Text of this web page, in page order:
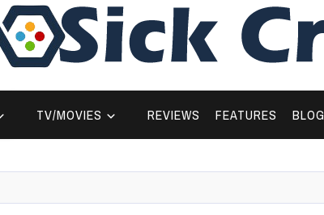
TV/MOVIES REVIEWS FEATURES BLOG